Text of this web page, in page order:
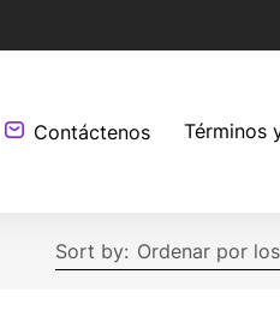
Contáctenos Términos
Sort by: Ordenar por